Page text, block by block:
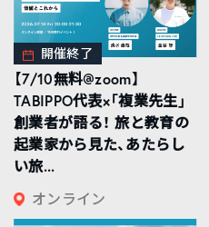
開催終了
【7/10無料@zoom】
TABIPPO代表×「複業先生」
創業者が語る！ 旅と教育の
起業家から見た、あたらし
い旅...
オンライン